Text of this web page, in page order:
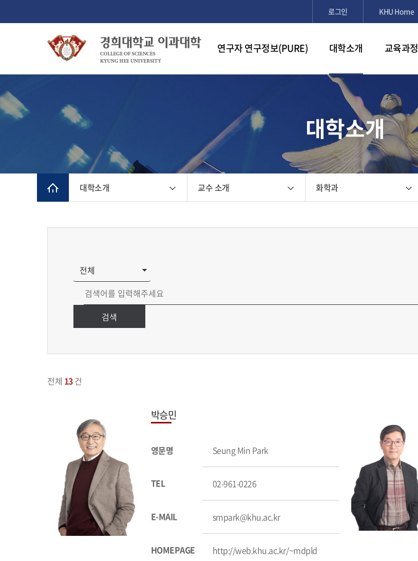
로그인 KHU Home
검색창 열기
연구자 연구정보(PURE) 대학소개 교육과정
대학소개
대학소개 교수 소개 화학과
검색
전체 13건
박승민
영문명 Seung Min Park
TEL 02-961-0226
E-MAIL smpark@khu.ac.kr
HOMEPAGE http://web.khu.ac.kr/~mdpld